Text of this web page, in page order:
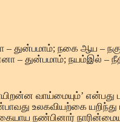
துன்பமாம்; நகை ஆய –
– துன்பமாம்; நயம்இல் –
வாய்மையும்’ என்பது
உலகவியற்கை
நண்பினார்